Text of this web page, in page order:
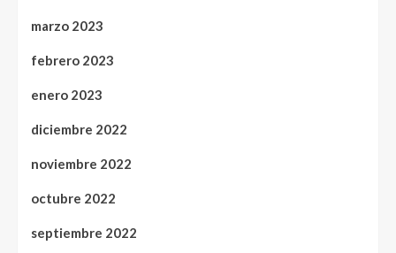
marzo 2023
febrero 2023
enero 2023
diciembre 2022
noviembre 2022
octubre 2022
septiembre 2022